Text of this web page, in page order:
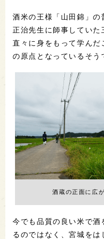
酒米の王様「山田錦」の
正治先生に師事していた
直々に身をもって学んだ
の原点となっているそう
酒蔵の正面に広
今でも品質の良い米で酒
るのではなく、宮城をは